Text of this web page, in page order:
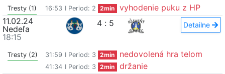
Tresty (1) 16:53 I Period: 2 2min
vyhodenie puku z HP
11.02.24
Nedeľa
18:15
4 : 5 Detailne
Tresty (2) 31:59 I Period: 3 2min nedovolená hra telom
41:34 I Period: 3 2min
držanie